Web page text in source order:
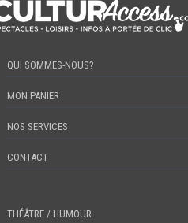
QUI SOMMES-NOUS?
MON PANIER
NOS SERVICES
CONTACT
THÉÂTRE / HUMOUR